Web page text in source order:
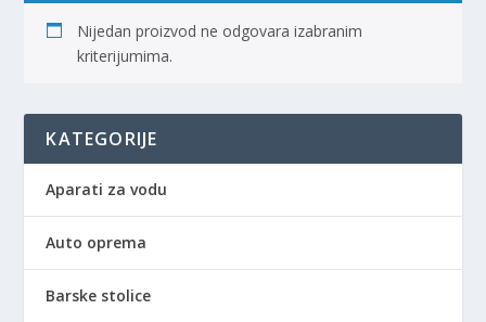
Nijedan proizvod ne odgovara izabranim
kriterijumima.
KATEGORIJE
Aparati za vodu
Auto oprema
Barske stolice